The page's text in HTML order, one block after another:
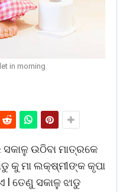
in morning
ଉଠିବା ମାତ୍ରକେ
କୁ ମା ଲକ୍ଷ୍ମୀଙ୍କ କୃପା
l ତେଣୁ ସକାଳୁ ଝାଡୁ